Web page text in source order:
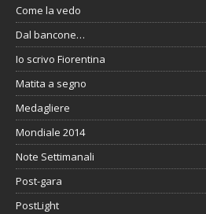
Come la vedo
Dal bancone…
Io scrivo Fiorentina
Matita a segno
Medagliere
Mondiale 2014
Note Settimanali
Post-gara
PostLight